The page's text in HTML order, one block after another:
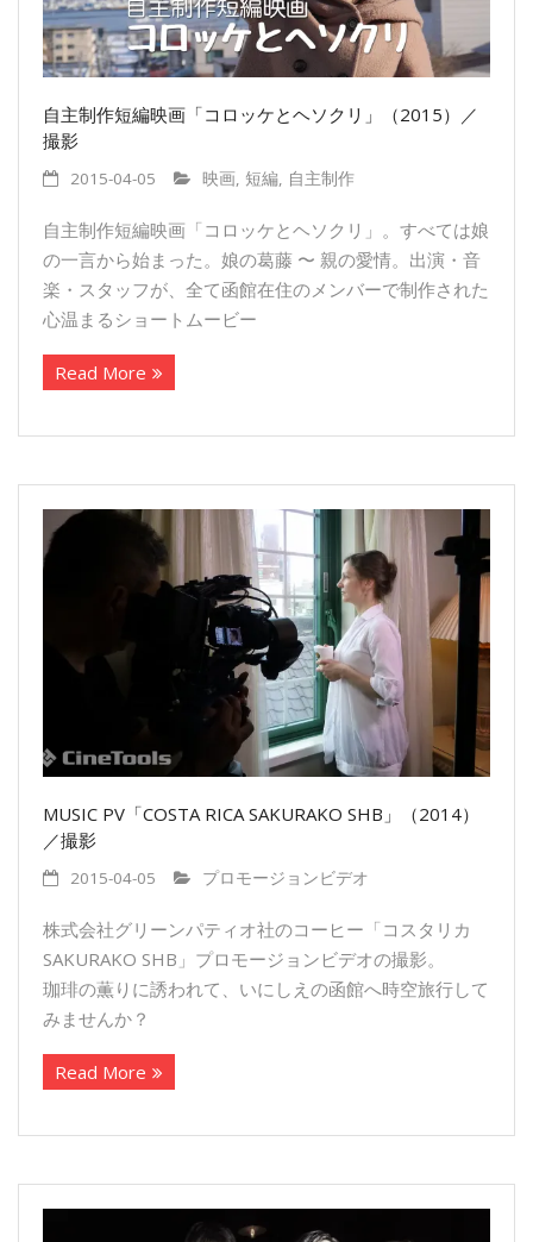
自主制作短編映画「コロッケとヘソクリ」（2015）／
撮影
2015-04-05 映画, 短編, 自主制作
自主制作短編映画「コロッケとヘソクリ」。すべては娘
の一言から始まった。娘の葛藤 〜 親の愛情。出演・音
楽・スタッフが、全て函館在住のメンバーで制作された
心温まるショートムービ­ー
Read More
MUSIC PV「COSTA RICA SAKURAKO SHB」（2014）
／撮影
2015-04-05 プロモージョンビデオ
株式会社グリーンパティオ社のコーヒー「コスタリカ
SAKURAKO SHB」プロモージョンビデオの撮影。
珈琲の薫りに誘われて、いにしえの函館へ時空旅行して
みませんか？
Read More